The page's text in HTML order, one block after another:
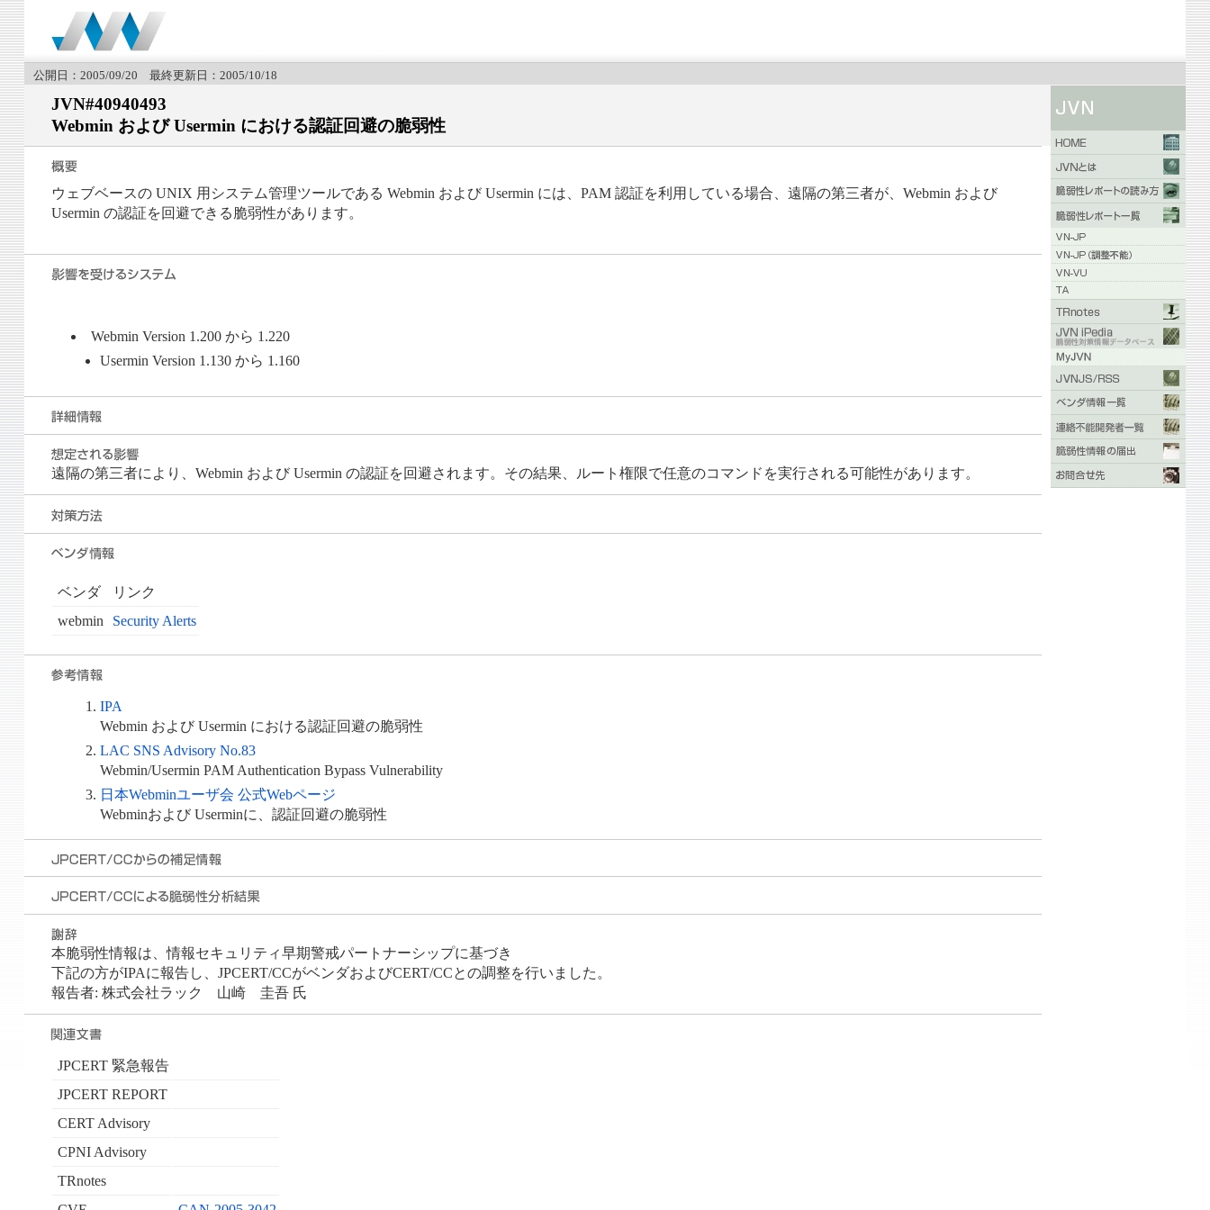
公開日：2005/09/20 最終更新日：2005/10/18
JVN#40940493
Webmin および Usermin における認証回避の脆弱性
ウェブベースの UNIX 用システム管理ツールである Webmin および Usermin には、PAM 認証を利用している場合、遠隔の第三者が、Webmin および
Usermin の認証を回避できる脆弱性があります。
Webmin Version 1.200 から 1.220
Usermin Version 1.130 から 1.160
遠隔の第三者により、Webmin および Usermin の認証を回避されます。その結果、ルート権限で任意のコマンドを実行される可能性があります。
ベンダ
リンク
webmin
Security Alerts
IPA
Webmin および Usermin における認証回避の脆弱性
LAC SNS Advisory No.83
Webmin/Usermin PAM Authentication Bypass Vulnerability
日本Webminユーザ会 公式Webページ
Webminおよび Userminに、認証回避の脆弱性
本脆弱性情報は、情報セキュリティ早期警戒パートナーシップに基づき
下記の方がIPAに報告し、JPCERT/CCがベンダおよびCERT/CCとの調整を行いました。
報告者: 株式会社ラック 山崎 圭吾 氏
JPCERT 緊急報告
JPCERT REPORT
CERT Advisory
CPNI Advisory
TRnotes